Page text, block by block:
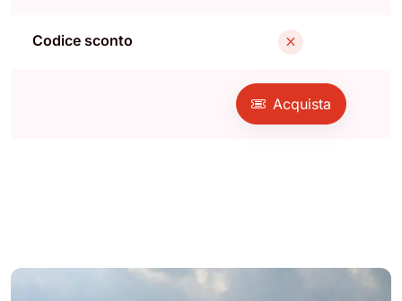
Codice sconto
Acquista